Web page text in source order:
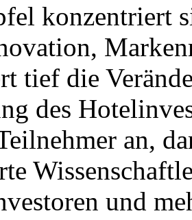
konzentriert
tief die
des
an,
und